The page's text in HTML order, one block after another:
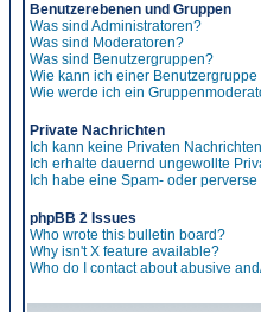
Benutzerebenen und Gruppen
Was sind Administratoren?
Was sind Moderatoren?
Was sind Benutzergruppen?
Wie kann ich einer
Wie werde ich ein
Private Nachrichten
Ich kann keine Privaten
Ich erhalte dauernd ungewollte
Ich habe eine Spam- oder
phpBB 2 Issues
Who wrote this bulletin board?
Why isn't X feature available?
Who do I contact about abusive